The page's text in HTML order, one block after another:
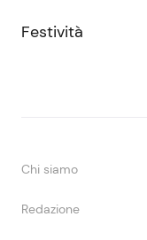
Festività
Chi siamo
Redazione